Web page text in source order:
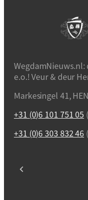
e.o.! Veur & deur
Markesingel 41,
+31 (0)6 101 751 05
+31 (0)6 303 832 46